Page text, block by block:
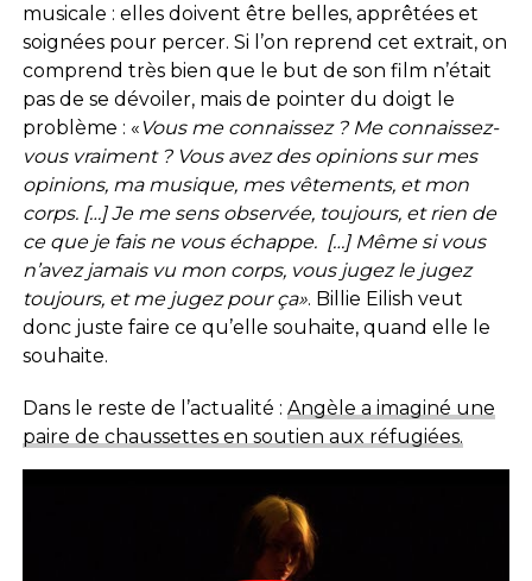
musicale : elles doivent être belles, apprêtées et
soignées pour percer. Si l’on reprend cet extrait, on
comprend très bien que le but de son film n’était
pas de se dévoiler, mais de pointer du doigt le
problème : « Vous me connaissez ? Me connaissez-
vous vraiment ? Vous avez des opinions sur mes
opinions, ma musique, mes vêtements, et mon
corps. […] Je me sens observée, toujours, et rien de
ce que je fais ne vous échappe. […] Même si vous
n’avez jamais vu mon corps, vous jugez le jugez
toujours, et me jugez pour ça». Billie Eilish veut
donc juste faire ce qu’elle souhaite, quand elle le
souhaite.
Dans le reste de l’actualité : Angèle a imaginé une
paire de chaussettes en soutien aux réfugiées.